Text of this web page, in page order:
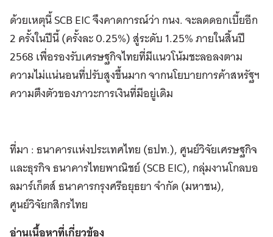
ด้วยเหตุนี้ SCB EIC จึงคาดการณ์ว่า กนง. จะลดดอกเบี้ยอีก
2 ครั้งในปีนี้ (ครั้งละ 0.25%) สู่ระดับ 1.25% ภายในสิ้นปี
2568 เพื่อรองรับเศรษฐกิจไทยที่มีแนวโน้มชะลอลงตาม
ความไม่แน่นอนที่ปรับสูงขึ้นมาก จากนโยบายการค้าสหรัฐฯ
ความตึงตัวของภาวะการเงินที่มีอยู่เดิม
ที่มา : ธนาคารแห่งประเทศไทย (ธปท.), ศูนย์วิจัยเศรษฐกิจ
และธุรกิจ ธนาคารไทยพาณิชย์ (SCB EIC), กลุ่มงานโกลบอ
ลมาร์เก็ตส์ ธนาคารกรุงศรีอยุธยา จำกัด (มหาชน),
ศูนย์วิจัยกสิกรไทย
อ่านเนื้อหาที่เกี่ยวข้อง